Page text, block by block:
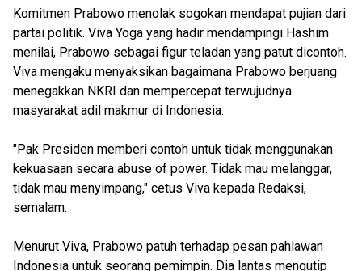
Komitmen Prabowo menolak sogokan mendapat pujian dari
partai politik. Viva Yoga yang hadir mendampingi Hashim
menilai, Prabowo sebagai figur teladan yang patut dicontoh.
Viva mengaku menyaksikan bagaimana Prabowo berjuang
menegakkan NKRI dan mempercepat terwujudnya
masyarakat adil makmur di Indonesia.
"Pak Presiden memberi contoh untuk tidak menggunakan
kekuasaan secara abuse of power. Tidak mau melanggar,
tidak mau menyimpang," cetus Viva kepada Redaksi,
semalam.
Menurut Viva, Prabowo patuh terhadap pesan pahlawan
Indonesia untuk seorang pemimpin. Dia lantas mengutip